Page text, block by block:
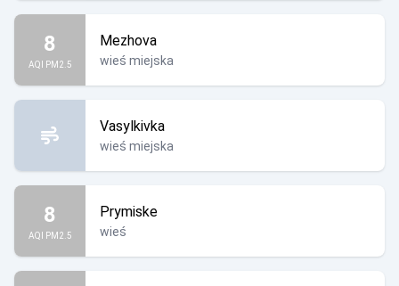
8
AQI PM2.5
Mezhova
wieś miejska
Vasylkivka
wieś miejska
8
AQI PM2.5
Prymiske
wieś